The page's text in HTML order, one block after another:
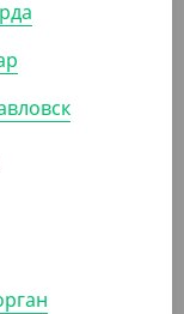
шт, d 8 мм,